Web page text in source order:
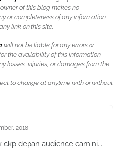
of this blog makes no
or completeness of any information
link on this site.
will not be liable for any errors or
the availability of this information.
losses, injuries, or damages from the
to change at anytime with or without
2018
ckp depan audience cam ni...